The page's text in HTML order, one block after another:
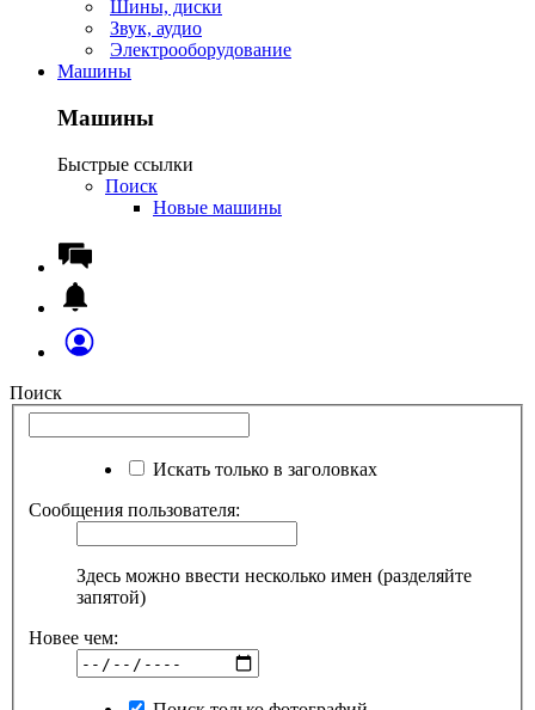
Шины, диски
Звук, аудио
Электрооборудование
Машины
Машины
Быстрые ссылки
Поиск
Новые машины
Поиск
Искать только в заголовках
Сообщения пользователя:
Здесь можно ввести несколько имен (разделяйте
запятой)
Новее чем: